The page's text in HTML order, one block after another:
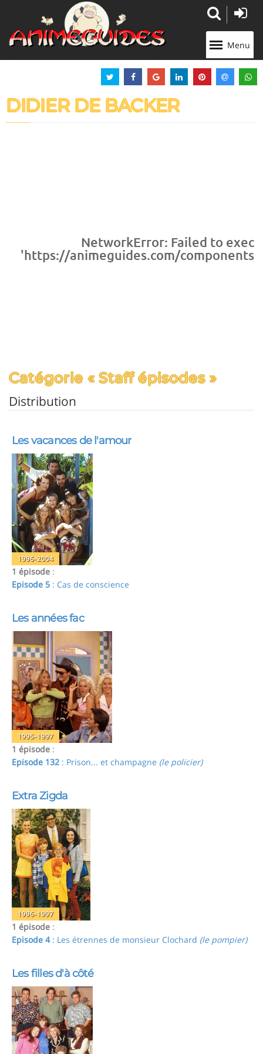
Menu
DIDIER DE BACKER
NetworkError: Failed to
'https://animeguides.com/
Catégorie « Staff épisodes »
Distribution
Les vacances de l'amour
1996-2004
1 épisode :
Episode 5 : Cas de conscience
Les années fac
1995-1997
1 épisode :
Episode 132 : Prison... et champagne (le policier)
Extra Zigda
1996-1997
1 épisode :
Episode 4: Les étrennes de monsieur Clochard (le pompier)
Les filles d'à côté
Panneau de gestion des cookies